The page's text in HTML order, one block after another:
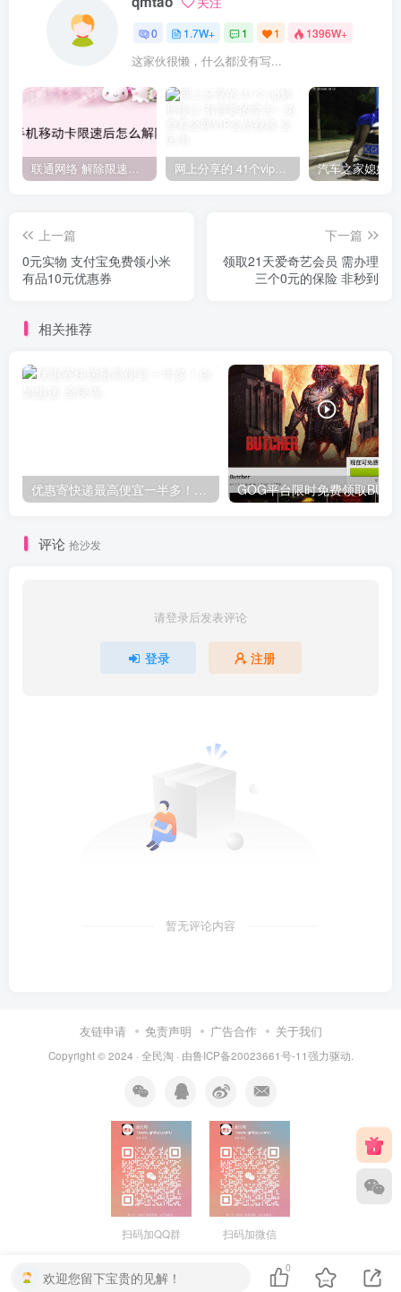
0 1.7W+ 1 1 1396W+
这家伙很懒，什么都没有写...
上一篇
0元实物 支付宝免费领小米
有品10元优惠券
下一篇
领取21天爱奇艺会员 需办理
三个0元的保险 非秒到
相关推荐
评论 抢沙发
请登录后发表评论
登录 注册
暂无评论内容
友链申请 免责声明 广告合作 关于我们
Copyright © 2024 · 全民淘 · 由鲁ICP备20023661号-11强力驱动.
扫码加QQ群 扫码加微信
欢迎您留下宝贵的见解！
0